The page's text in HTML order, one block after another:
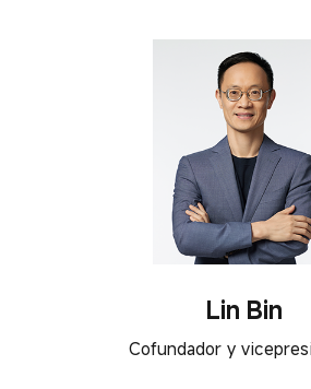
Lin Bin
Cofundador y